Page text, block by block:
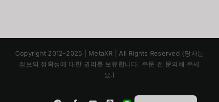
Copyright 2012–2025 | MetaXR | All Rights Reserved (당사는
정보의 정확성에 대한 권리를 보유합니다. 주문 전 문의해 주세
요.)
Chinese